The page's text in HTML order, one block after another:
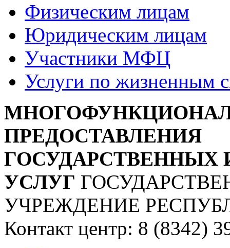
Физическим лицам
Юридическим лицам
Участники МФЦ
Услуги по жизненным
ПРЕДОСТАВЛЕНИЯ
УСЛУГ
УЧРЕЖДЕНИЕ
Контакт центр: 8 (8342)